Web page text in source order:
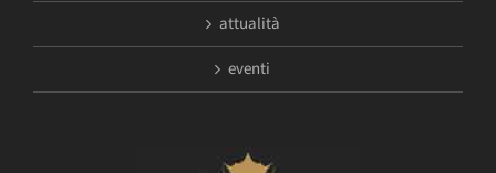
attualità
eventi